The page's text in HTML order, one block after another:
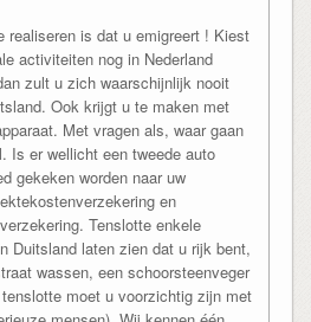
realiseren is dat u emigreert ! Kiest
activiteiten nog in Nederland
zult u zich waarschijnlijk nooit
Ook krijgt u te maken met
Met vragen als, waar gaan
Is er wellicht een tweede auto
gekeken worden naar uw
en
Tenslotte enkele
Duitsland laten zien dat u rijk bent,
wassen, een schoorsteenveger
moet u voorzichtig zijn met